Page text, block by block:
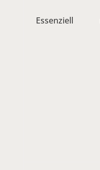
Essenziell